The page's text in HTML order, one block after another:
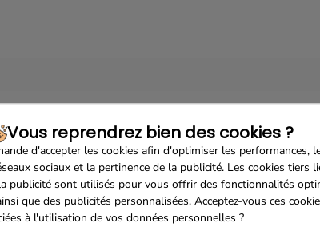
Vous reprendrez bien des cookies ?
d'accepter les cookies afin d'optimiser les performances,
sociaux et la pertinence de la publicité. Les cookies tiers
publicité sont utilisés pour vous offrir des fonctionnalités
que des publicités personnalisées. Acceptez-vous ces
à l'utilisation de vos données personnelles ?